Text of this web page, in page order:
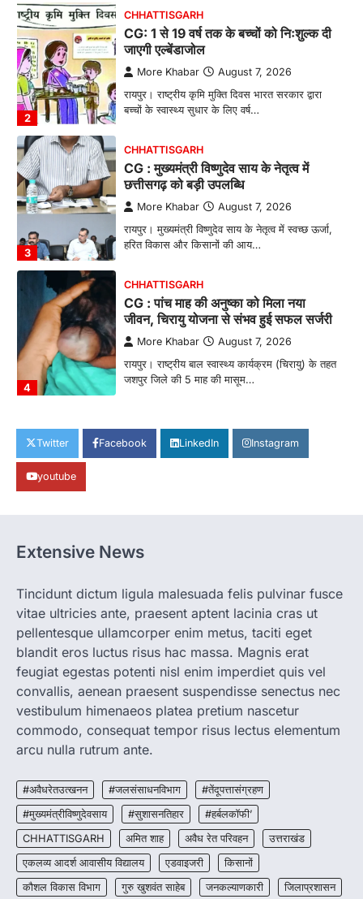
2
CHHATTISGARH
CG: 1 से 19 वर्ष तक के बच्चों को निःशुल्क दी
जाएगी एल्बेंडाजोल
More Khabar August 7, 2026
रायपुर। राष्ट्रीय कृमि मुक्ति दिवस भारत सरकार द्वारा
बच्चों के स्वास्थ्य सुधार के लिए वर्ष…
3
CHHATTISGARH
CG : मुख्यमंत्री विष्णुदेव साय के नेतृत्व में
छत्तीसगढ़ को बड़ी उपलब्धि
More Khabar August 7, 2026
रायपुर। मुख्यमंत्री विष्णुदेव साय के नेतृत्व में स्वच्छ ऊर्जा,
हरित विकास और किसानों की आय…
4
CHHATTISGARH
CG : पांच माह की अनुष्का को मिला नया
जीवन, चिरायु योजना से संभव हुई सफल सर्जरी
More Khabar August 7, 2026
रायपुर। राष्ट्रीय बाल स्वास्थ्य कार्यक्रम (चिरायु) के तहत
जशपुर जिले की 5 माह की मासूम…
CG: छिपली की दीदियों का कमाल, बकरी
पालन से बढ़ी आय और मजबूत हुआ आत्मविश्वास
बनाने की दिशा में जिले के नगरी…
2
CHHATTISGARH
जाएगी एल्बेंडाजोल
More Khabar August 7, 2026
रायपुर। राष्ट्रीय कृमि मुक्ति दिवस भारत सरकार द्वारा
बच्चों के स्वास्थ्य सुधार के लिए वर्ष…
3
CHHATTISGARH
CG : मुख्यमंत्री विष्णुदेव साय के नेतृत्व में
छत्तीसगढ़ को बड़ी उपलब्धि
More Khabar
हरित विकास और किसानों की आय…
CHHATTISGARH
CG : पांच माह की अनुष्का को मिला नया
जीवन, चिरायु योजना से संभव हुई सफल सर्जरी
More Khabar August 7, 2026
Twitter Facebook LinkedIn Instagram
youtube
Extensive News
Tincidunt dictum ligula malesuada felis pulvinar fusce
vitae ultricies ante, praesent aptent lacinia cras ut
pellentesque ullamcorper enim metus, taciti eget
blandit eros luctus risus hac massa. Magnis erat
feugiat egestas potenti nisl enim imperdiet quis vel
convallis, aenean praesent suspendisse senectus nec
vestibulum himenaeos platea pretium nascetur
commodo, consequat tempor risus lectus elementum
arcu nulla rutrum ante.
#अवैधरेतउत्खनन #जलसंसाधनविभाग
#तेंदूपत्तासंग्रहण
#मुख्यमंत्रीविष्णुदेवसाय
#सुशासनतिहार
#हर्बलकॉफी’
CHHATTISGARH
अमित शाह अवैध रेत परिवहन
उत्तराखंड
एकलव्य आदर्श आवासीय विद्यालय
एडवाइजरी
किसानों
कौशल विकास विभाग
गुरु खुशवंत साहेब जनकल्याणकारी जिलाप्रशासन